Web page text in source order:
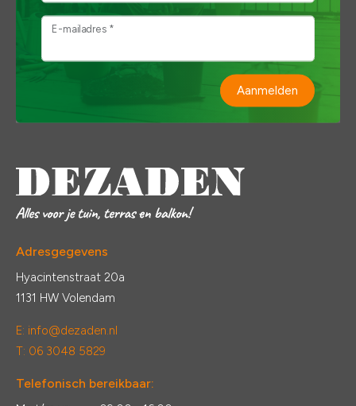
E-mailadres *
Aanmelden
Adresgegevens
Hyacintenstraat 20a
1131 HW Volendam
E: info@dezaden.nl
T: 06 3048 5829
Telefonisch bereikbaar: